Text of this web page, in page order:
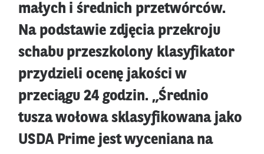
małych i średnich przetwórców.
Na podstawie zdjęcia przekroju
schabu przeszkolony klasyfikator
przydzieli ocenę jakości w
przeciągu 24 godzin. „Średnio
tusza wołowa sklasyfikowana jako
USDA Prime jest wyceniana na